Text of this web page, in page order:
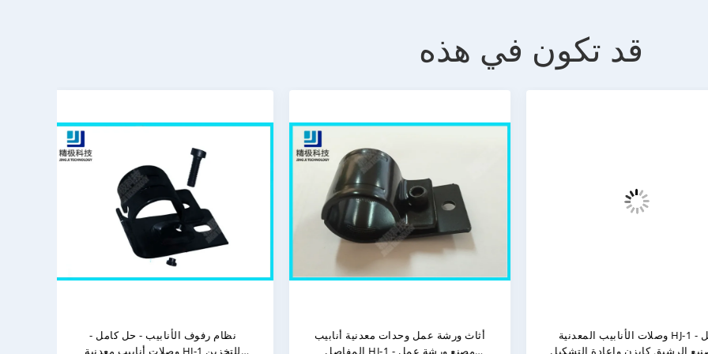
قد تكون في هذه
وصلات الأنابيب المعدنية HJ-1 - حل
التصنيع الرشيق كايزن وإعادة التشكيل
مفاصل الأنابيب المعدنية القابلة
للتعديل الأسود HJ-1 - هيكل مرن
المعدنية للأنابيب القابلة
للتعديل 23 ملم HJ-1 - عنصر نظام رف